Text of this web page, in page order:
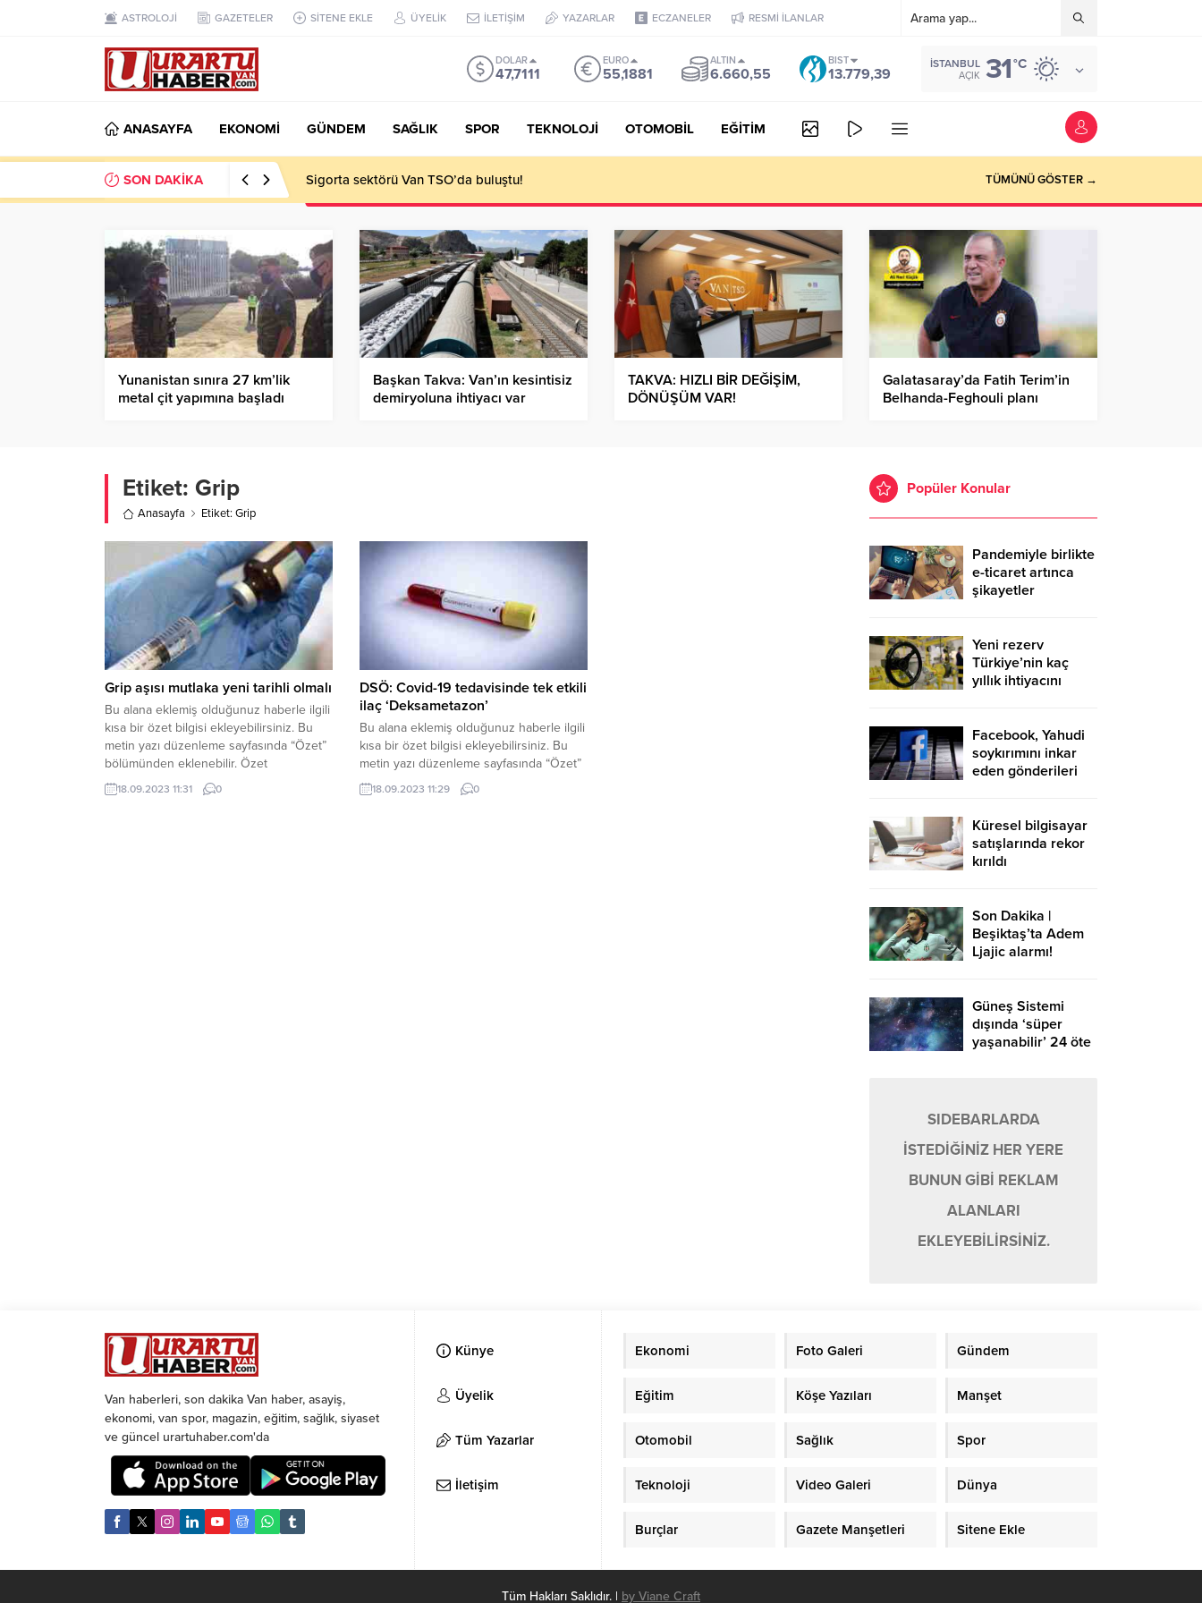
ASTROLOJİ GAZETELER SİTENE EKLE ÜYELİK İLETİŞİM YAZARLAR ECZANELER RESMİ İLANLAR
DOLAR
47,7111
EURO
55,1881
ALTIN
6.660,55
BIST
13.779,39
İSTANBUL
AÇIK 31°C
ANASAYFA EKONOMİ GÜNDEM SAĞLIK SPOR TEKNOLOJİ OTOMOBİL EĞİTİM
SON DAKİKA Sigorta sektörü Van TSO’da buluştu! TÜMÜNÜ GÖSTER →
Yunanistan sınıra 27 km’lik
metal çit yapımına başladı
Başkan Takva: Van’ın kesintisiz
demiryoluna ihtiyacı var
TAKVA: HIZLI BİR DEĞİŞİM,
DÖNÜŞÜM VAR!
Galatasaray’da Fatih Terim’in
Belhanda-Feghouli planı
Etiket: Grip
Anasayfa Etiket: Grip
Grip aşısı mutlaka yeni tarihli olmalı
Bu alana eklemiş olduğunuz haberle ilgili
kısa bir özet bilgisi ekleyebilirsiniz. Bu
metin yazı düzenleme sayfasında “Özet”
bölümünden eklenebilir. Özet
eklenmişse başlık altında kalın olarak bu
şekilde gösterilir, eklenmemişse bu alan
18.09.2023 11:31 0
DSÖ: Covid-19 tedavisinde tek etkili
ilaç ‘Deksametazon’
Bu alana eklemiş olduğunuz haberle ilgili
kısa bir özet bilgisi ekleyebilirsiniz. Bu
metin yazı düzenleme sayfasında “Özet”
bölümünden eklenebilir. Özet
eklenmişse başlık altında kalın olarak bu
18.09.2023 11:29 0
Popüler Konular
Pandemiyle birlikte
e-ticaret artınca
şikayetler
Yeni rezerv
Türkiye’nin kaç
yıllık ihtiyacını
Facebook, Yahudi
soykırımını inkar
eden gönderileri
Küresel bilgisayar
satışlarında rekor
kırıldı
Son Dakika |
Beşiktaş’ta Adem
Ljajic alarmı!
Güneş Sistemi
dışında ‘süper
yaşanabilir’ 24 öte
SIDEBARLARDA
İSTEDİĞİNİZ HER YERE
BUNUN GİBİ REKLAM
ALANLARI
EKLEYEBİLİRSİNİZ.
Van haberleri, son dakika Van haber, asayiş,
ekonomi, van spor, magazin, eğitim, sağlık, siyaset
ve güncel urartuhaber.com'da
Künye
Üyelik
Tüm Yazarlar
İletişim
Ekonomi Foto Galeri Gündem
Eğitim Köşe Yazıları Manşet
Otomobil Sağlık Spor
Teknoloji Video Galeri Dünya
Burçlar Gazete Manşetleri Sitene Ekle
Tüm Hakları Saklıdır. | by Viane Craft